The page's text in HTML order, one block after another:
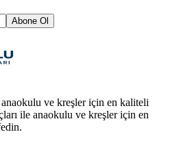
Abone Ol
ve kreşler için en kaliteli
ile anaokulu ve kreşler için en